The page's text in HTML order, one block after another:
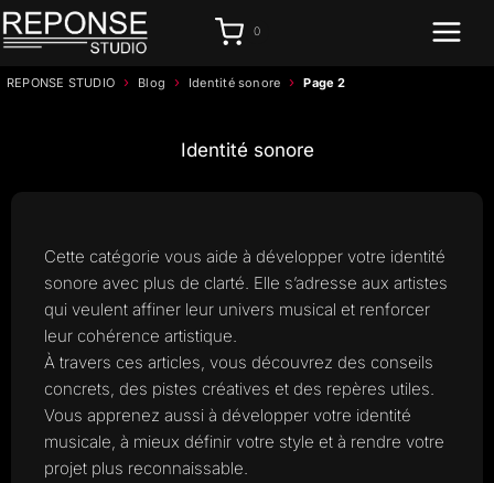
Aller
au
0
REPONSE STUDIO › Blog › Identité sonore › Page 2
Identité sonore
Cette catégorie vous aide à développer votre identité
sonore avec plus de clarté. Elle s’adresse aux artistes
qui veulent affiner leur univers musical et renforcer
leur cohérence artistique.
À travers ces articles, vous découvrez des conseils
concrets, des pistes créatives et des repères utiles.
Vous apprenez aussi à développer votre identité
musicale, à mieux définir votre style et à rendre votre
projet plus reconnaissable.